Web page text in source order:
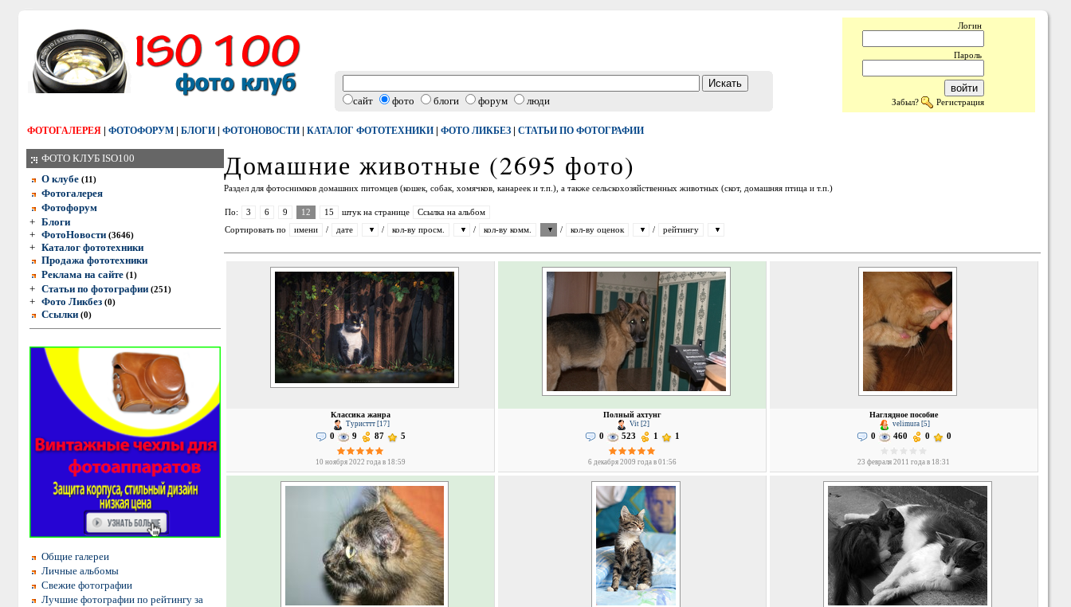
сайт фото блоги форум люди
Логин
Пароль
Забыл? Регистрация
ФОТОГАЛЕРЕЯ | ФОТОФОРУМ | БЛОГИ | ФОТОНОВОСТИ | КАТАЛОГ ФОТОТЕХНИКИ | ФОТО ЛИКБЕЗ | СТАТЬИ ПО ФОТОГРАФИИ
ФОТО КЛУБ ISO100
О клубе (11)
Фотогалерея
Фотофорум
+ Блоги
+ ФотоНовости (3646)
+ Каталог фототехники
Продажа фототехники
Реклама на сайте (1)
+ Статьи по фотографии (251)
+ Фото Ликбез (0)
Ссылки (0)
Общие галереи
Личные альбомы
Свежие фотографии
Лучшие фотографии по рейтингу за
Домашние животные (2695 фото)
Раздел для фотоснимков домашних питомцев (кошек, собак, хомячков, канареек и т.п.), а также сельскохозяйственных животных (скот, домашняя птица и т.п.)
По: 3 6 9 12 15 штук на странице
Ссылка на альбом
Сортировать по
имени / дате / кол-ву просм. / кол-ву комм. / кол-ву оценок / рейтингу
Классика жанра
Туристтт [17]
0 9 87 5
10 ноября 2022 года в 18:59
Полный ахтунг
Vit [2]
0 523 1 1
6 декабря 2009 года в 01:56
Наглядное пособие
velimura [5]
0 460 0 0
23 февраля 2011 года в 18:31